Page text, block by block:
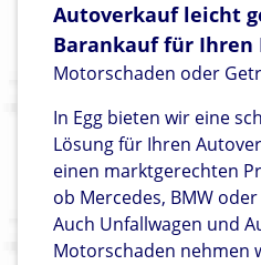
Autoverkauf leicht
Barankauf für Ihren
Motorschaden oder
In Egg bieten wir eine
Lösung für Ihren
einen marktgerechten
ob Mercedes, BMW
Auch Unfallwagen und
Motorschaden nehmen